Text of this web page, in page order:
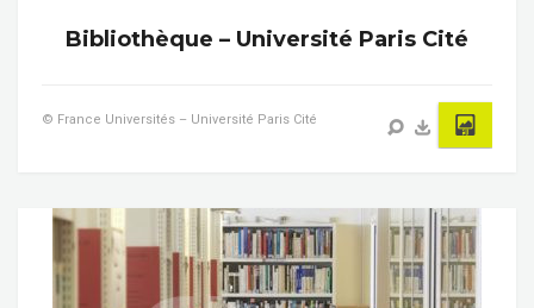
Bibliothèque – Université Paris Cité
© France Universités – Université Paris Cité